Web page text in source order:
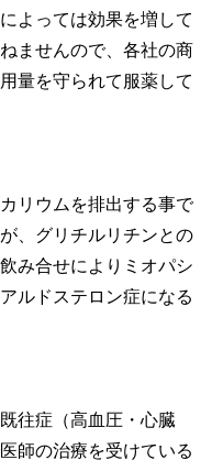
よっては効果を増して
ませんので、各社の商
量を守られて服薬して
リウムを排出する事で
、グリチルリチンとの
み合せによりミオパシ
ルドステロン症になる
往症（高血圧・心臓
師の治療を受けている